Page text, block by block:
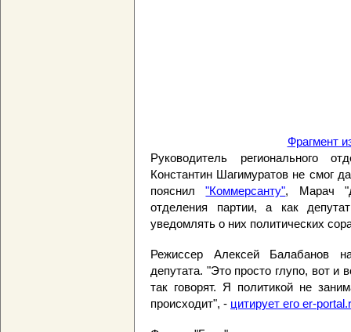
Фрагмент
Руководитель регионального
Константин Шагимуратов не смог
пояснил"Коммерсанту", Марач
отделения партии, а как
уведомлять о них политических
Режиссер Алексей Балабанов
депутата. "Это просто глупо, вот
так говорят. Я политикой не
происходит", - цитирует его er-